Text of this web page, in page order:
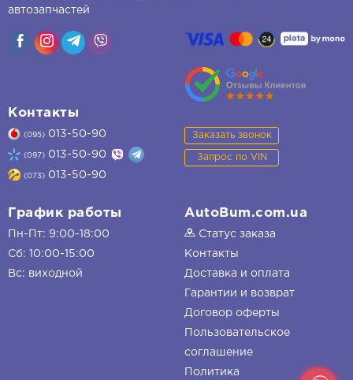
автозапчастей
Контакты
(095) 013-50-90
(097) 013-50-90
(073) 013-50-90
Заказать звонок
Запрос по VIN
График работы
Пн-Пт: 9:00-18:00
Сб: 10:00-15:00
Вс: виходной
AutoBum.com.ua
Статус заказа
Контакты
Доставка и оплата
Гарантии и возврат
Договор оферты
Пользовательское
соглашение
Политика